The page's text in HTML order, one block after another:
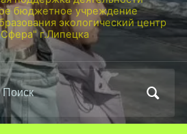
бюджетное учреждение
экологический центр
г.Липецка